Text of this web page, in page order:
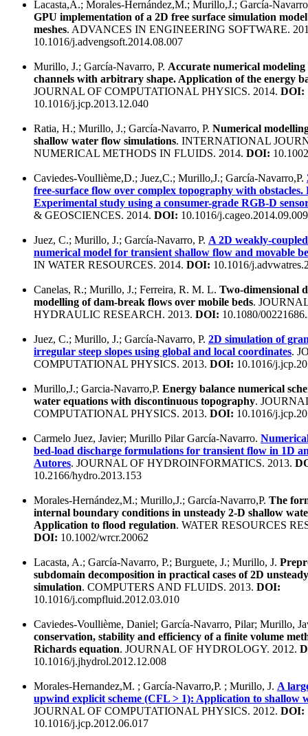
Lacasta,A.; Morales-Hernández,M.; Murillo,J.; García-
GPU implementation of a 2D free surface simulation
meshes. ADVANCES IN ENGINEERING SOFTWARE.
10.1016/j.advengsoft.2014.08.007
Murillo, J.; García-Navarro, P. Accurate numerical
channels with arbitrary shape. Application of the energy
JOURNAL OF COMPUTATIONAL PHYSICS. 2014. DOI:
10.1016/j.jcp.2013.12.040
Ratia, H.; Murillo, J.; García-Navarro, P. Numerical
shallow water flow simulations. INTERNATIONAL
NUMERICAL METHODS IN FLUIDS. 2014. DOI:
Caviedes-Voullième,D.; Juez,C.; Murillo,J.; García-Navarro,P.
free-surface flow over complex topography with
Experimental study using a consumer-grade RGB-D
& GEOSCIENCES. 2014. DOI: 10.1016/j.cageo.2014.09.009
Juez, C.; Murillo, J.; García-Navarro, P. A 2D weakly-
numerical model for transient shallow flow and movable
IN WATER RESOURCES. 2014. DOI: 10.1016/
Canelas, R.; Murillo, J.; Ferreira, R. M. L. Two-dimensional
modelling of dam-break flows over mobile beds.
HYDRAULIC RESEARCH. 2013. DOI: 10.1080/
Juez, C.; Murillo, J.; García-Navarro, P. 2D simulation of
irregular steep slopes using global and local coordinates.
COMPUTATIONAL PHYSICS. 2013. DOI: 10.1016/
Murillo,J.; Garcia-Navarro,P. Energy balance numerical
water equations with discontinuous topography.
COMPUTATIONAL PHYSICS. 2013. DOI: 10.1016/
Carmelo Juez, Javier; Murillo Pilar García-Navarro.
bed-load discharge formulations for transient flow in 1D
Autores. JOURNAL OF HYDROINFORMATICS. 2013.
10.2166/hydro.2013.153
Morales-Hernández,M.; Murillo,J.; García-Navarro,P. The
internal boundary conditions in unsteady 2-D shallow
Application to flood regulation. WATER RESOURCES
DOI: 10.1002/wrcr.20062
Lacasta, A.; García-Navarro, P.; Burguete, J.; Murillo, J.
subdomain decomposition in practical cases of 2D
simulation. COMPUTERS AND FLUIDS. 2013. DOI:
10.1016/j.compfluid.2012.03.010
Caviedes-Voullième, Daniel; García-Navarro, Pilar; Murillo,
conservation, stability and efficiency of a finite volume
Richards equation. JOURNAL OF HYDROLOGY. 2012.
10.1016/j.jhydrol.2012.12.008
Morales-Hernandez,M. ; García-Navarro,P. ; Murillo, J. A
upwind explicit scheme (CFL > 1): Application to shallow
JOURNAL OF COMPUTATIONAL PHYSICS. 2012. DOI:
10.1016/j.jcp.2012.06.017